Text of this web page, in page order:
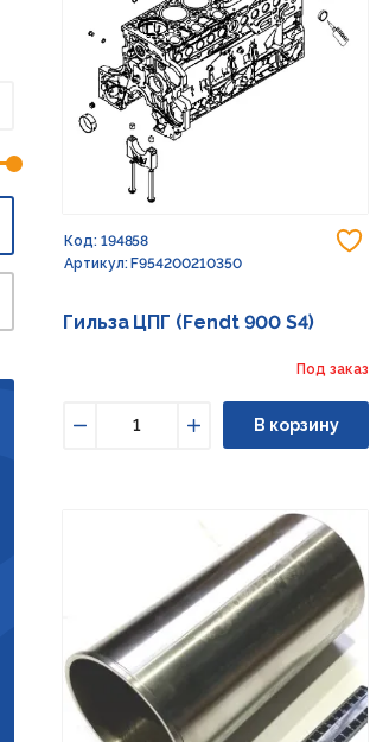
Код: 194858
Артикул: F954200210350
Гильза ЦПГ (Fendt 900 S4)
Под заказ
Увеличить
В корзину